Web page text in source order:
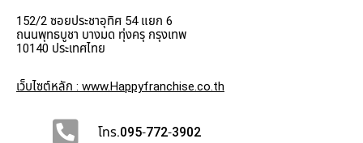
152/2 ซอยประชาอุทิศ 54 แยก 6
ถนนพุทธบูชา บางมด ทุ่งครุ กรุงเทพ
10140 ประเทศไทย
เว็บไซต์หลัก : www.Happyfranchise.co.th
โทร.095-772-3902